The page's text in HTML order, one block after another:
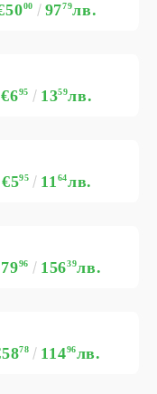
00 9779лв.
€695 1359лв.
€595 1164лв.
96 15639лв.
78 11496лв.